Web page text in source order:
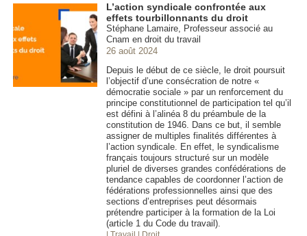
L’action syndicale confrontée aux
effets tourbillonnants du droit
Stéphane Lamaire, Professeur associé au
Cnam en droit du travail
26 août 2024
Depuis le début de ce siècle, le droit poursuit
l’objectif d’une consécration de notre «
démocratie sociale » par un renforcement du
principe constitutionnel de participation tel qu’il
est défini à l’alinéa 8 du préambule de la
constitution de 1946. Dans ce but, il semble
assigner de multiples finalités différentes à
l’action syndicale. En effet, le syndicalisme
français toujours structuré sur un modèle
pluriel de diverses grandes confédérations de
tendance capables de coordonner l’action de
fédérations professionnelles ainsi que des
sections d’entreprises peut désormais
prétendre participer à la formation de la Loi
(article 1 du Code du travail).